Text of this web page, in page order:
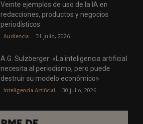
Veinte ejemplos de uso de la IA en
redacciones, productos y negocios
periodísticos
Audiencia 31 julio, 2026
A.G. Sulzberger: «La inteligencia artificial
necesita al periodismo, pero puede
destruir su modelo económico»
Inteligencia Artificial 30 julio, 2026